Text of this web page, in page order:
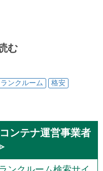
む
ランクルーム
格安
ンテナ運営事業者